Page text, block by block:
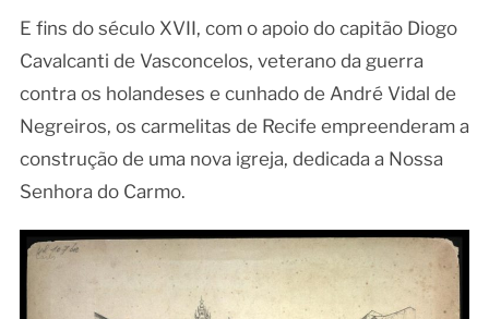
E fins do século XVII, com o apoio do capitão Diogo
Cavalcanti de Vasconcelos, veterano da guerra
contra os holandeses e cunhado de André Vidal de
Negreiros, os carmelitas de Recife empreenderam a
construção de uma nova igreja, dedicada a Nossa
Senhora do Carmo.